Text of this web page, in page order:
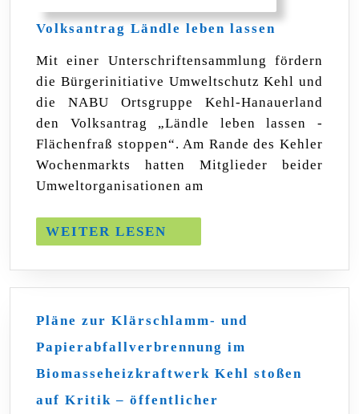
Volksantrag Ländle leben lassen
lassen
Mit einer Unterschriftensammlung fördern
die Bürgerinitiative Umweltschutz Kehl und
die NABU Ortsgruppe Kehl-Hanauerland
den Volksantrag „Ländle leben lassen -
Flächenfraß stoppen“. Am Rande des Kehler
Wochenmarkts hatten Mitglieder beider
Umweltorganisationen am
WEITER LESEN
LESEN
Pläne zur Klärschlamm- und
Papierabfallverbrennung im
Biomasseheizkraftwerk Kehl stoßen
auf Kritik – öffentlicher